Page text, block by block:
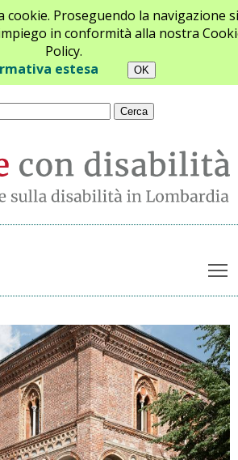
cookie. Proseguendo la navigazione si
in conformità alla nostra
Policy.
estesa
Newsletter Contatti